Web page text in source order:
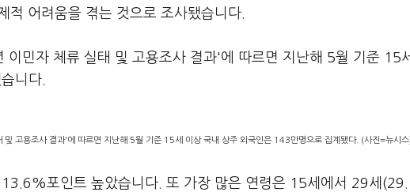
적 어려움을 겪는 것으로 조사됐습니다.
민자 체류 실태 및 고용조사 결과'에 따르면 지난해 5월 기준 15
니다.
고용조사 결과'에 따르면 지난해 5월 기준 15세 이상 국내 상주 외국인은 143만명으로 집계됐다. (사진=뉴시
포인트 높았습니다. 또 가장 많은 연령은 15세에서 29세